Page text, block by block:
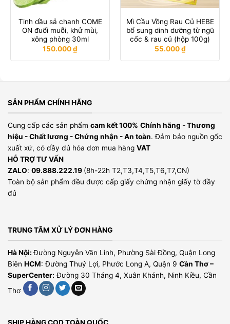
Tinh dầu sả chanh COME
ON đuổi muỗi, khử mùi,
xông phòng 30ml
150.000₫
Mì Cầu Vồng Rau Củ HEBE
bổ sung dinh dưỡng từ ngũ
cốc & rau củ (hộp 100g)
55.000₫
SẢN PHẨM CHÍNH HÃNG
Cung cấp các sản phẩm cam kết 100% Chính hãng - Thương
hiệu - Chất lương - Chứng nhận - An toàn. Đảm bảo nguồn gốc
xuất xứ, có đầy đủ hóa đơn mua hàng VAT
HỖ TRỢ TƯ VẤN
ZALO: 09.888.222.19 (8h-22h T2,T3,T4,T5,T6,T7,CN)
Toàn bộ sản phẩm đều được cấp giấy chứng nhận giấy tờ đầy
đủ
TRUNG TÂM XỬ LÝ ĐƠN HÀNG
Hà Nội:Đường Nguyễn Văn Linh, Phường Sài Đồng, Quận Long
Biên HCM: Đường Thuỷ Lợi, Phước Long A, Quận 9 Cần Thơ –
SuperCenter: Đường 30 Tháng 4, Xuân Khánh, Ninh Kiều, Cần
Thơ